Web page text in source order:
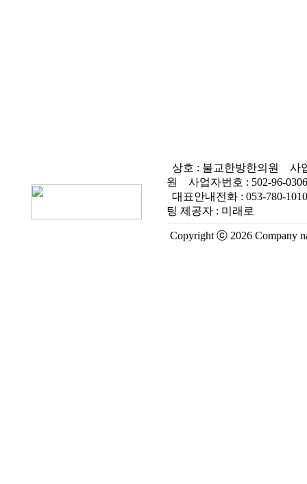
상호 : 불교한방한의원
사
원
사업자번호 : 502-96-
대표안내전화 : 053-780-1010
팅 제공자 : 미래로
Copyright ⓒ 2026 Company